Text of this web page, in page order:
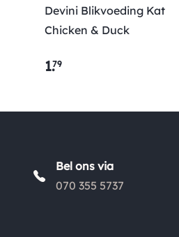
Devini Blikvoeding Kat
Chicken & Duck
1.79
Bel ons via
070 355 5737